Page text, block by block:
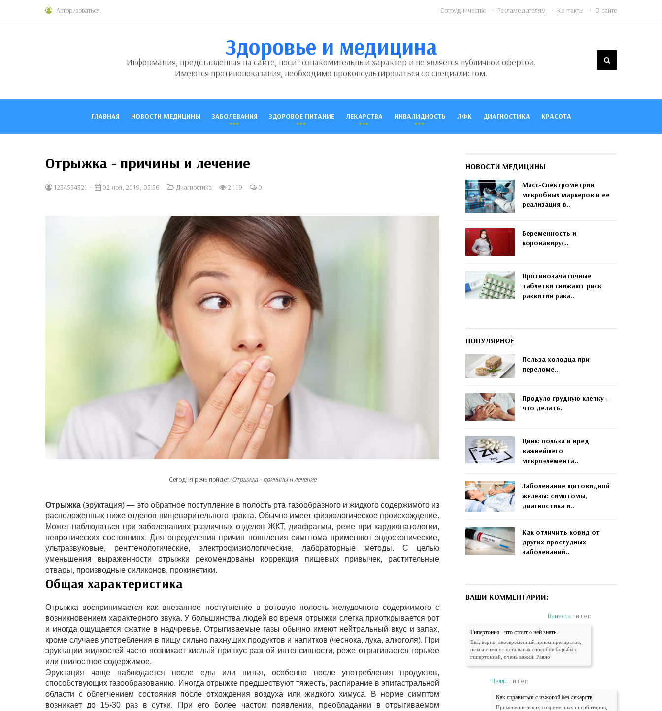
Авторизоваться Сотрудничество Рекламодателям Контакты О сайте
Здоровье и медицина
Информация, представленная на сайте, носит ознакомительный характер и не является публичной офертой.
Имеются противопоказания, необходимо проконсультироваться со специалистом.
ГЛАВНАЯ НОВОСТИ МЕДИЦИНЫ ЗАБОЛЕВАНИЯ ЗДОРОВОЕ ПИТАНИЕ ЛЕКАРСТВА ИНВАЛИДНОСТЬ ЛФК ДИАГНОСТИКА КРАСОТА
Отрыжка - причины и лечение
1234554321 02-ноя, 2019, 05:56 Диагностика 2 119 0
Сегодня речь пойдет: Отрыжка - причины и лечение
Отрыжка (эруктация) — это обратное поступление в полость рта газообразного и жидкого содержимого из
расположенных ниже отделов пищеварительного тракта. Обычно имеет физиологическое происхождение.
Может наблюдаться при заболеваниях различных отделов ЖКТ, диафрагмы, реже при кардиопатологии,
невротических состояниях. Для определения причин появления симптома применяют эндоскопические,
ультразвуковые, рентгенологические, электрофизиологические, лабораторные методы. С целью
уменьшения выраженности отрыжки рекомендованы коррекция пищевых привычек, растительные
отвары, производные силиконов, прокинетики.
Общая характеристика
Отрыжка воспринимается как внезапное поступление в ротовую полость желудочного содержимого с
возникновением характерного звука. У большинства людей во время отрыжки слегка приоткрывается рот
и иногда ощущается сжатие в надчревье. Отрыгиваемые газы обычно имеют нейтральный вкус и запах,
кроме случаев употребления в пищу сильно пахнущих продуктов и напитков (чеснока, лука, алкоголя). При
эруктации жидкостей часто возникает кислый привкус разной интенсивности, реже отрыгивается горькое
или гнилостное содержимое.
Эруктация чаще наблюдается после еды или питья, особенно после употребления продуктов,
способствующих газообразованию. Иногда отрыжке предшествуют тяжесть, распирание в эпигастральной
области с облегчением состояния после отхождения воздуха или жидкого химуса. В норме симптом
возникает до 15-30 раз в сутки. При его более частом появлении, преобладании в отрыгиваемом
НОВОСТИ МЕДИЦИНЫ
Масс-Спектрометрия
микробных маркеров и ее
реализация в..
Беременность и
коронавирус..
Противозачаточные
таблетки снижают риск
развития рака..
ПОПУЛЯРНОЕ
Польза холодца при
переломе..
Продуло грудную клетку -
что делать..
Цинк: польза и вред
важнейшего
микроэлемента..
Заболевание щитовидной
железы: симптомы,
диагностика и..
Как отличить ковид от
других простудных
заболеваний..
ВАШИ КОММЕНТАРИИ:
Ванесса пишет:
Гипертония - что стоит о ней знать
Ева, верно: своевременный прием препаратов,
независимо от остальных способов борьбы с
гипертонией, очень важен. Равно
Нелли пишет:
Как справиться с изжогой без лекарств
Применение таких современных ингибиторов,